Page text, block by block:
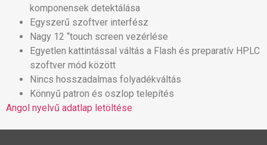
komponensek detektálása
Egyszerű szoftver interfész
Nagy 12 “touch screen vezérlése
Egyetlen kattintással váltás a Flash és preparatív HPLC
szoftver mód között
Nincs hosszadalmas folyadékváltás
Könnyű patron és oszlop telepítés
Angol nyelvű adatlap letöltése